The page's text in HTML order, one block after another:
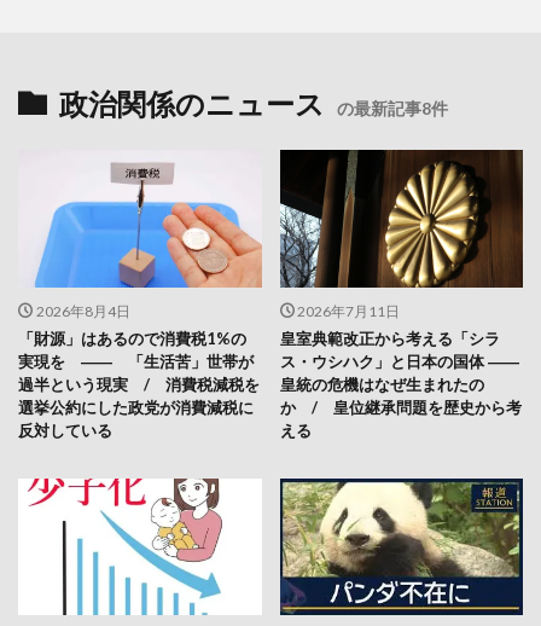
政治関係のニュース の最新記事8件
2026年8月4日
「財源」はあるので消費税1%の
実現を ―― 「生活苦」世帯が
過半という現実 / 消費税減税を
選挙公約にした政党が消費減税に
反対している
2026年7月11日
皇室典範改正から考える「シラ
ス・ウシハク」と日本の国体 ――
皇統の危機はなぜ生まれたの
か / 皇位継承問題を歴史から考
える